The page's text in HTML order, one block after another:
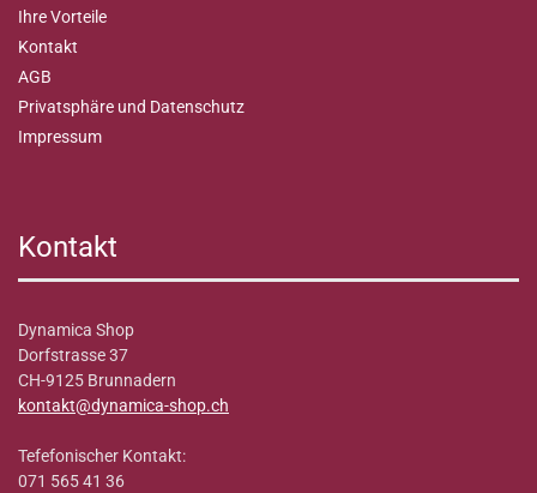
Ihre Vorteile
Kontakt
AGB
Privatsphäre und Datenschutz
Impressum
Kontakt
Dynamica Shop
Dorfstrasse 37
CH-9125 Brunnadern
kontakt@dynamica-shop.ch
Tefefonischer Kontakt:
071 565 41 36